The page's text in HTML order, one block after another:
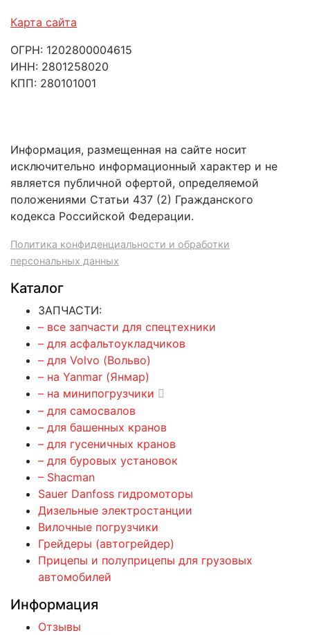
Карта сайта
ОГРН: 1202800004615
ИНН: 2801258020
КПП: 280101001
Информация, размещенная на сайте носит
исключительно информационный характер и не
является публичной офертой, определяемой
положениями Статьи 437 (2) Гражданского
кодекса Российской Федерации.
Политика конфиденциальности и обработки
персональных данных
Каталог
ЗАПЧАСТИ:
– все запчасти для спецтехники
– для асфальтоукладчиков
– для Volvo (Вольво)
– на Yanmar (Янмар)
– на минипогрузчики
– для самосвалов
– для башенных кранов
– для гусеничных кранов
– для буровых установок
– Shacman
Sauer Danfoss гидромоторы
Дизельные электростанции
Вилочные погрузчики
Грейдеры (автогрейдер)
Прицепы и полуприцепы для грузовых
автомобилей
Информация
Отзывы